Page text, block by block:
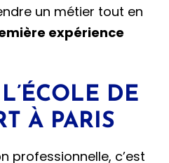
un métier tout en
expérience
DE
À PARIS
professionnelle, c’est